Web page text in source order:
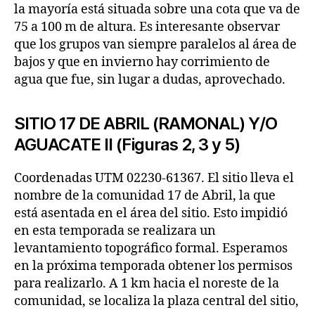
la mayoría está situada sobre una cota que va de
75 a 100 m de altura. Es interesante observar
que los grupos van siempre paralelos al área de
bajos y que en invierno hay corrimiento de
agua que fue, sin lugar a dudas, aprovechado.
SITIO 17 DE ABRIL (RAMONAL) Y/O
AGUACATE II (Figuras 2, 3 y 5)
Coordenadas UTM 02230-61367. El sitio lleva el
nombre de la comunidad 17 de Abril, la que
está asentada en el área del sitio. Esto impidió
en esta temporada se realizara un
levantamiento topográfico formal. Esperamos
en la próxima temporada obtener los permisos
para realizarlo. A 1 km hacia el noreste de la
comunidad, se localiza la plaza central del sitio,